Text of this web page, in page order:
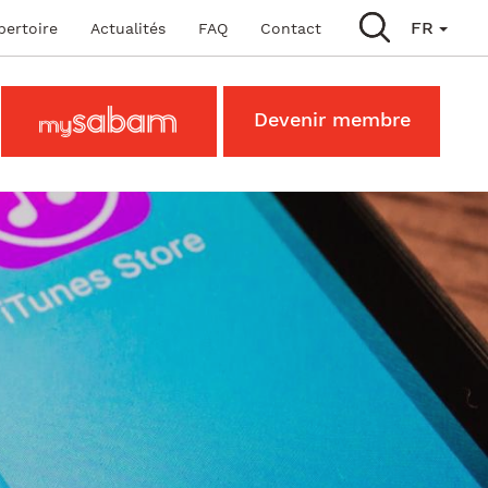
FR
navigation
Actualités FAQ Contact
Main
Secondary
Menu
MySabam Devenir membre